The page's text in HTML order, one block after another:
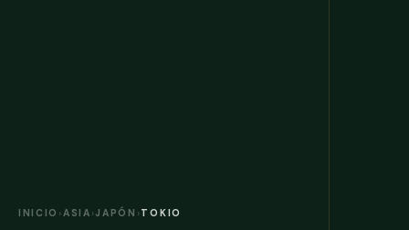
INICIO ›ASIA ›JAPÓN ›TOKIO